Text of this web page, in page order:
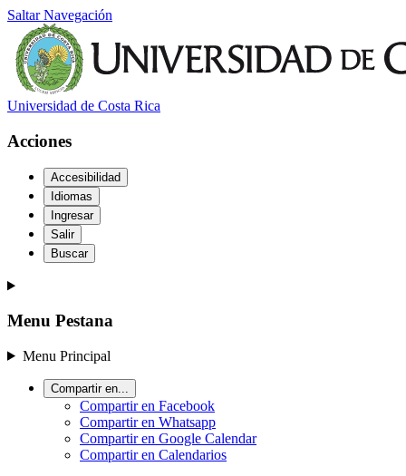
Saltar Navegación
Universidad de Costa Rica
Acciones
Accesibilidad
Idiomas
Ingresar
Salir
Buscar
Menu Pestana
Menu Principal
Compartir en...
Compartir en Facebook
Compartir en Whatsapp
Compartir en Google Calendar
Compartir en Calendarios